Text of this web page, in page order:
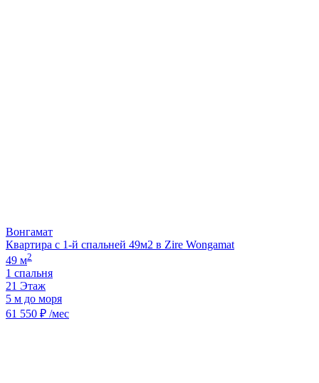
Вонгамат
Квартира с 1-й спальней 49м2 в Zire Wongamat
49 м2
1 спальня
21 Этаж
5 м до моря
61 550 ₽ /мес